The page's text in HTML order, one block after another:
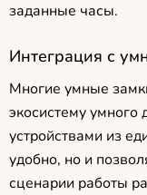
заданные часы.
Интеграция с
Многие умные
экосистему умного
устройствами из
удобно, но и
сценарии работы